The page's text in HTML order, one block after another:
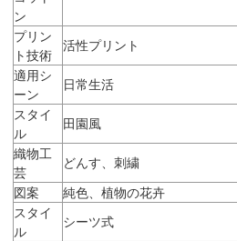
ン
プリン
ト技術
活性プリント
適用シ
ーン
日常生活
スタイ
ル
田園風
織物工
芸
どんす、刺繍
図案
純色、植物の花卉
スタイ
ル
シーツ式